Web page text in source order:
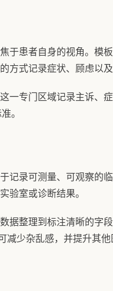
于患者自身的视角。模
方式记录症状、顾虑以及
一专门区域记录主诉、
。
记录可测量、可观察的
验室或诊断结果。
据整理到标注清晰的字
少杂乱感，并提升其他